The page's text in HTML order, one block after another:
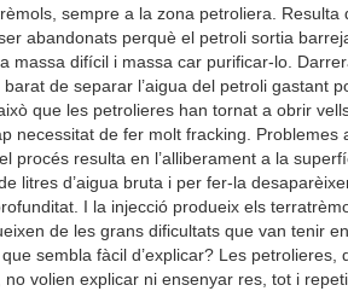
sempre a la zona petroliera. Resulta
abandonats perquè el petroli sortia
massa difícil i massa car purificar-lo.
de separar l’aigua del petroli gastant
que les petrolieres han tornat a obrir
necessitat de fer molt fracking. Problemes
procés resulta en l’alliberament a la
litres d’aigua bruta i per fer-la
I la injecció produeix els
de les grans dificultats que van tenir
sembla fàcil d’explicar? Les petrolieres,
volien explicar ni ensenyar res, tot i